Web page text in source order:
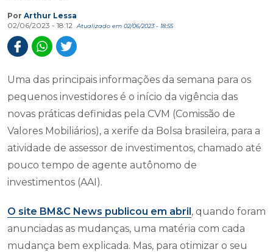
Por Arthur Lessa
02/06/2023 - 18:12
Atualizado em 02/06/2023 - 18:55
Uma das principais informações da semana para os
pequenos investidores é o início da vigência das
novas práticas definidas pela CVM (Comissão de
Valores Mobiliários), a xerife da Bolsa brasileira, para a
atividade de assessor de investimentos, chamado até
pouco tempo de agente autônomo de
investimentos (AAI).
O site BM&C News publicou em abril, quando foram
anunciadas as mudanças, uma matéria com cada
mudança bem explicada. Mas, para otimizar o seu